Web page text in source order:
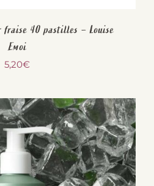
fraise 40 pastilles – Louise
Emoi
5,20€